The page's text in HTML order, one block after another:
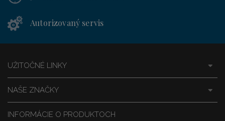
Autorizovaný servis
INFORMÁCIE O PRODUKTOCH
NAŠE ZNAČKY
UŽITOČNÉ LINKY